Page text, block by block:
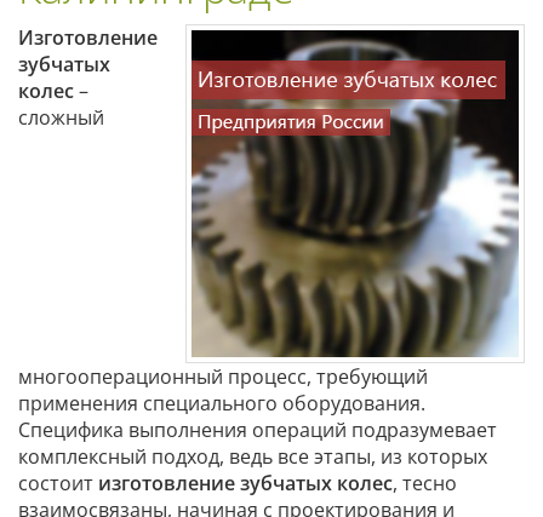
Изготовление
зубчатых
колес–
сложный
многооперационный процесс, требующий
применения специального оборудования.
Специфика выполнения операций подразумевает
комплексный подход, ведь все этапы, из которых
состоит изготовление зубчатых колес, тесно
взаимосвязаны, начиная с проектирования и